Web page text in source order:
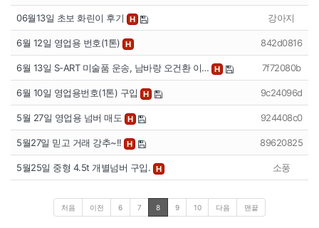
06월13일 초보 화린이 후기 H 강아지
6월 12일 영업용 번호(1톤) H 842d0816
6월 13일 S-ART 미술품 운송, 남바랑 오건환 이… H 7f72080b
6월 10일 영업용번호(1톤) 구입 H 9c24096d
5월 27일 영업용 넘버 매도 H 924408c0
5월27일 믿고 거래 강추~!! H 89620825
5월25일 중형 4.5t 개별넘버 구입. H 소풍
처음 이전 6 7 8 9 10 다음 맨끝